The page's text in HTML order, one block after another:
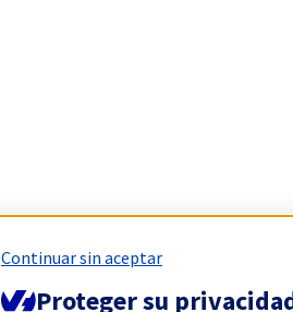
Continuar sin aceptar
Proteger su